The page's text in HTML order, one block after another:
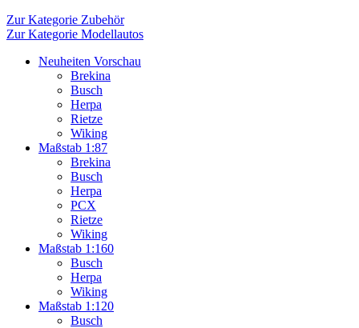
Zur Kategorie Zubehör
Zur Kategorie Modellautos
Neuheiten Vorschau
Brekina
Busch
Herpa
Rietze
Wiking
Maßstab 1:87
Brekina
Busch
Herpa
PCX
Rietze
Wiking
Maßstab 1:160
Busch
Herpa
Wiking
Maßstab 1:120
Busch